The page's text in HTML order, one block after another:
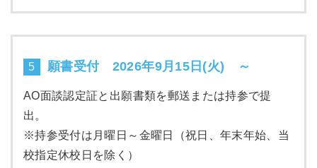
5 願書受付 2026年9月15日(火) ～
AO面談認定証と出願書類を郵送または持参で提
出。
※持参受付は月曜日～金曜日（祝日、年末年始、当
校指定休校日を除く）